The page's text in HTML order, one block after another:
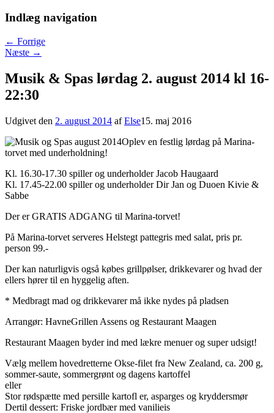
Indlæg navigation
← Forrige
Næste →
Musik & Spas lørdag 2. august 2014 kl 16-
22:30
Udgivet den 2. august 2014 afElse15. maj 2016
Oplev en festlig lørdag på Marina-
torvet med underholdning!
Kl. 16.30-17.30 spiller og underholder Jacob Haugaard
Kl. 17.45-22.00 spiller og underholder Dir Jan og Duoen Kivie &
Sabbe
Der er GRATIS ADGANG til Marina-torvet!
På Marina-torvet serveres Helstegt pattegris med salat, pris pr.
person 99.-
Der kan naturligvis også købes grillpølser, drikkevarer og hvad der
ellers hører til en hyggelig aften.
* Medbragt mad og drikkevarer må ikke nydes på pladsen
Arrangør: HavneGrillen Assens og Restaurant Maagen
Restaurant Maagen byder ind med lækre menuer og super udsigt!
Vælg mellem hovedretterne Okse-filet fra New Zealand, ca. 200 g,
sommer-saute, sommergrønt og dagens kartoffel
eller
Stor rødspætte med persille kartofl er, asparges og kryddersmør
Dertil dessert: Friske jordbær med vanilieis